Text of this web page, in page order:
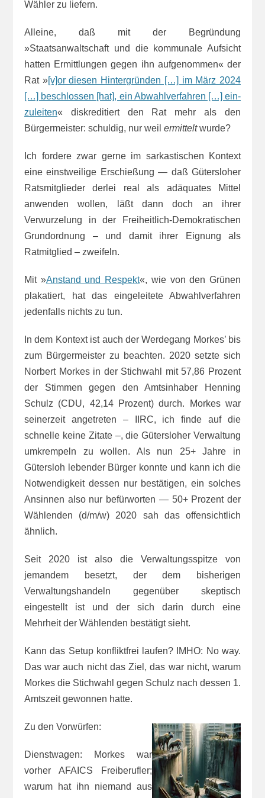
Wähler zu liefern.
Alleine, daß mit der Begründung
»Staatsanwaltschaft und die kommunale Aufsicht
hatten Ermittlungen gegen ihn aufgenommen« der
Rat »[v]or diesen Hin­ter­grün­den […] im März 2024
[…] be­schlos­sen [hat], ein Ab­wahl­ver­fahr­en […] ein­
zu­lei­ten« dis­kre­di­tiert den Rat mehr als den
Bürgermeister: schuldig, nur weil ermitteltwurde?
Ich fordere zwar gerne im sarkastischen Kontext
eine einstweilige Erschießung — daß Gü­ters­loher
Rats­mit­glie­der derlei real als adäquates Mittel
anwenden wollen, läßt dann doch an ihrer
Verwurzelung in der Freiheitlich-Demokratischen
Grund­ordnung – und damit ihrer Eignung als
Ratmitglied – zweifeln.
Mit »Anstand und Respekt«, wie von den Grünen
plakatiert, hat das eingeleitete Abwahlverfahren
jedenfalls nichts zu tun.
In dem Kontext ist auch der Werdegang Morkes’ bis
zum Bürgermeister zu beachten. 2020 setzte sich
Norbert Morkes in der Stichwahl mit 57,86 Prozent
der Stimmen gegen den Amtsinhaber Henning
Schulz (CDU, 42,14 Prozent) durch. Morkes war
seinerzeit angetreten – IIRC, ich finde auf die
schnelle keine Zitate –, die Gütersloher Verwaltung
umkrempeln zu wollen. Als nun 25+ Jahre in
Gütersloh lebender Bürger konnte und kann ich die
Notwendigkeit dessen nur bestätigen, ein solches
Ansinnen also nur befürworten — 50+ Prozent der
Wählenden (d/m/w) 2020 sah das offensichtlich
ähnlich.
Seit 2020 ist also die Verwaltungsspitze von
jemandem besetzt, der dem bisherigen
Verwaltungshandeln gegenüber skeptisch
eingestellt ist und der sich darin durch eine
Mehrheit der Wählenden bestätigt sieht.
Kann das Setup konfliktfrei laufen? IMHO: No way.
Das war auch nicht das Ziel, das war nicht, warum
Morkes die Stichwahl gegen Schulz nach dessen 1.
Amtszeit gewonnen hatte.
Zu den Vorwürfen:
Dienstwagen: Morkes war
vorher AFAICS Freiberufler;
warum hat ihn niemand aus